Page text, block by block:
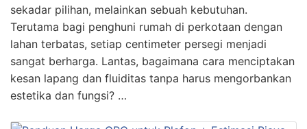
sekadar pilihan, melainkan sebuah kebutuhan.
Terutama bagi penghuni rumah di perkotaan dengan
lahan terbatas, setiap centimeter persegi menjadi
sangat berharga. Lantas, bagaimana cara menciptakan
kesan lapang dan fluiditas tanpa harus mengorbankan
estetika dan fungsi? …